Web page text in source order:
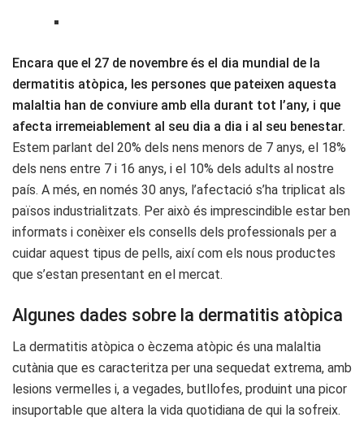
Encara que el 27 de novembre és el dia mundial de la
dermatitis atòpica, les persones que pateixen aquesta
malaltia han de conviure amb ella durant tot l’any, i que
afecta irremeiablement al seu dia a dia i al seu benestar.
Estem parlant del 20% dels nens menors de 7 anys, el 18%
dels nens entre 7 i 16 anys, i el 10% dels adults al nostre
país. A més, en només 30 anys, l’afectació s’ha triplicat als
països industrialitzats. Per això és imprescindible estar ben
informats i conèixer els consells dels professionals per a
cuidar aquest tipus de pells, així com els nous productes
que s’estan presentant en el mercat.
Algunes dades sobre la dermatitis atòpica
La dermatitis atòpica o èczema atòpic és una malaltia
cutània que es caracteritza per una sequedat extrema, amb
lesions vermelles i, a vegades, butllofes, produint una picor
insuportable que altera la vida quotidiana de qui la sofreix.